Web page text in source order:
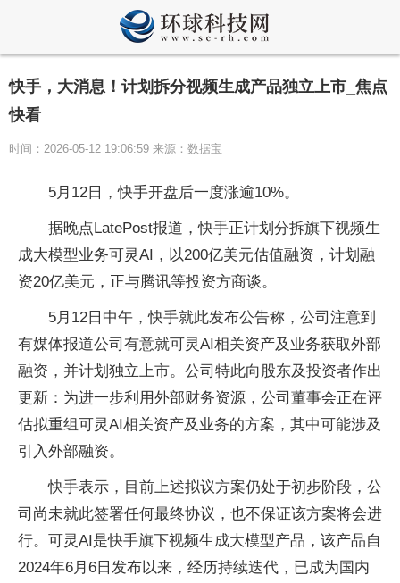
快手，大消息！计划拆分视频生成产品独立上市_焦点
快看
时间：2026-05-12 19:06:59 来源：数据宝
5月12日，快手开盘后一度涨逾10%。
据晚点LatePost报道，快手正计划分拆旗下视频生
成大模型业务可灵AI，以200亿美元估值融资，计划融
资20亿美元，正与腾讯等投资方商谈。
5月12日中午，快手就此发布公告称，公司注意到
有媒体报道公司有意就可灵AI相关资产及业务获取外部
融资，并计划独立上市。公司特此向股东及投资者作出
更新：为进一步利用外部财务资源，公司董事会正在评
估拟重组可灵AI相关资产及业务的方案，其中可能涉及
引入外部融资。
快手表示，目前上述拟议方案仍处于初步阶段，公
司尚未就此签署任何最终协议，也不保证该方案将会进
行。可灵AI是快手旗下视频生成大模型产品，该产品自
2024年6月6日发布以来，经历持续迭代，已成为国内